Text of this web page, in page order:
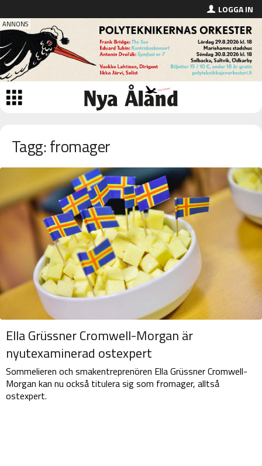
LOGGA IN
Tagg: fromager
Ella Grüssner Cromwell-Morgan är
nyutexaminerad ostexpert
Sommelieren och smakentreprenören Ella Grüssner Cromwell-
Morgan kan nu också titulera sig som fromager, alltså
ostexpert.